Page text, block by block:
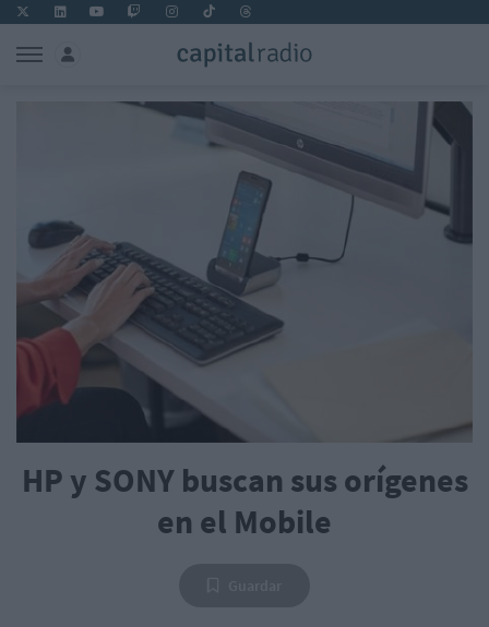
HP y SONY buscan sus orígenes
en el Mobile